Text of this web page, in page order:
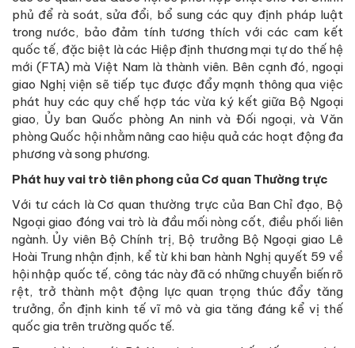
phủ để rà soát, sửa đổi, bổ sung các quy định pháp luật
trong nước, bảo đảm tính tương thích với các cam kết
quốc tế, đặc biệt là các Hiệp định thương mại tự do thế hệ
mới (FTA) mà Việt Nam là thành viên. Bên cạnh đó, ngoại
giao Nghị viện sẽ tiếp tục được đẩy mạnh thông qua việc
phát huy các quy chế hợp tác vừa ký kết giữa Bộ Ngoại
giao, Ủy ban Quốc phòng An ninh và Đối ngoại, và Văn
phòng Quốc hội nhằm nâng cao hiệu quả các hoạt động đa
phương và song phương.
Phát huy vai trò tiên phong của Cơ quan Thường trực
Với tư cách là Cơ quan thường trực của Ban Chỉ đạo, Bộ
Ngoại giao đóng vai trò là đầu mối nòng cốt, điều phối liên
ngành. Ủy viên Bộ Chính trị, Bộ trưởng Bộ Ngoại giao Lê
Hoài Trung nhận định, kể từ khi ban hành Nghị quyết 59 về
hội nhập quốc tế, công tác này đã có những chuyển biến rõ
rệt, trở thành một động lực quan trọng thúc đẩy tăng
trưởng, ổn định kinh tế vĩ mô và gia tăng đáng kể vị thế
quốc gia trên trường quốc tế.